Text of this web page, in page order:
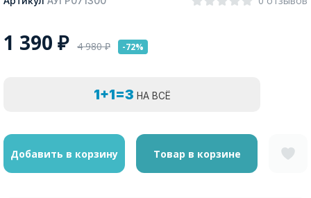
1 390 ₽ 4 980₽ -72%
1+1=3 НА ВСЁ
Добавить в корзину Товар в корзине